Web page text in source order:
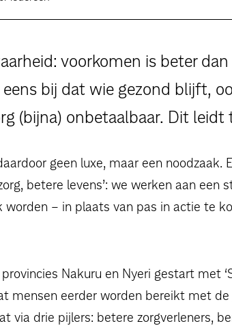
voorkomen is beter
bij dat wie gezond blijft,
(bijna) onbetaalbaar. Dit
geen luxe, maar een
betere levens’: we werken aan een
– in plaats van pas in actie te
Nakuru en Nyeri gestart met
mensen eerder worden bereikt met
via drie pijlers: betere zorgverleners,